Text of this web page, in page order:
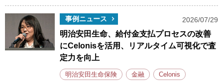
事例ニュース 2026/07/29
明治安田生命、給付金支払プロセスの改善
にCelonisを活用、リアルタイム可視化で査
定力を向上
明治安田生命保険 金融 Celonis